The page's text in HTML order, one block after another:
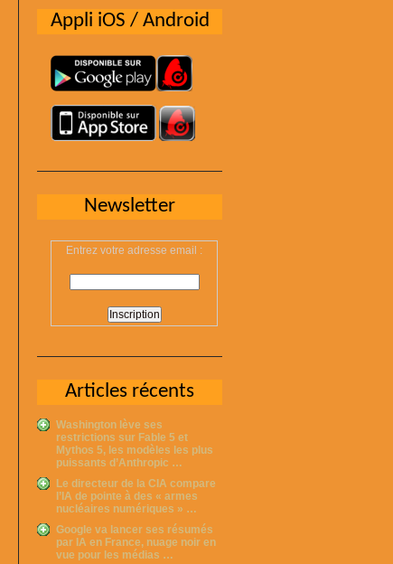
Appli iOS / Android
Newsletter
Entrez votre adresse email :
Articles récents
Washington lève ses
restrictions sur Fable 5 et
Mythos 5, les modèles les plus
puissants d’Anthropic …
Le directeur de la CIA compare
l’IA de pointe à des « armes
nucléaires numériques » …
Google va lancer ses résumés
par IA en France, nuage noir en
vue pour les médias …